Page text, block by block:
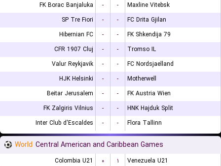
FK Borac Banjaluka - -
Maxline Vitebsk
SP Tre Fiori
- -
FC Drita Gjilan
Hibernian FC
- -
FK Shkendija 79
CFR 1907 Cluj
- -
Tromso IL
Valur Reykjavik
- -
FC Nordsjaelland
HJK Helsinki
- -
Motherwell
Beitar Jerusalem
- -
FK Austria Wien
FK Zalgiris Vilnius
- -
HNK Hajduk Split
Inter Club d'Escaldes
- - Flora Tallinn
World Central American and Caribbean Games
Colombia U21 ۰ ۱ Venezuela U21